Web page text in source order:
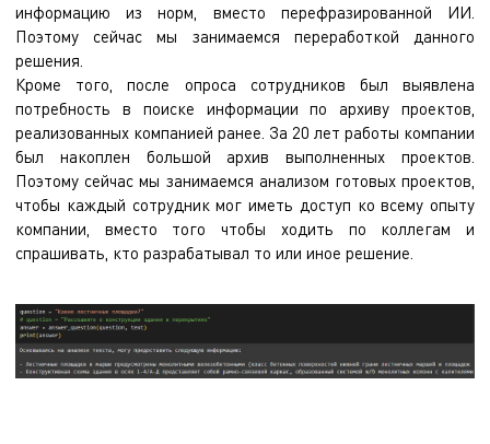
информацию из норм, вместо перефразированной ИИ.
Поэтому сейчас мы занимаемся переработкой данного
решения.
Кроме того, после опроса сотрудников был выявлена
потребность в поиске информации по архиву проектов,
реализованных компанией ранее. За 20 лет работы компании
был накоплен большой архив выполненных проектов.
Поэтому сейчас мы занимаемся анализом готовых проектов,
чтобы каждый сотрудник мог иметь доступ ко всему опыту
компании, вместо того чтобы ходить по коллегам и
спрашивать, кто разрабатывал то или иное решение.